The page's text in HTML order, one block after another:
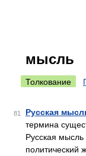
мысль
Толкование
81 Русская
термина
Русская
политический